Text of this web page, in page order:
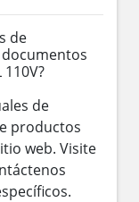
de
de
productos
web. Visite